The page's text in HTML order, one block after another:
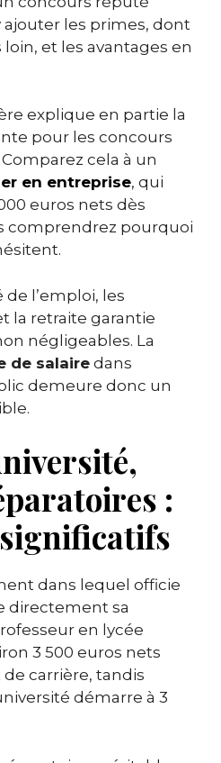
ajouter les primes, dont
et les avantages en
explique en partie la
pour les concours
cela à un
en entreprise, qui
euros nets dès
comprendrez pourquoi
l’emploi, les
la retraite garantie
négligeables. La
de salairedans
demeure donc un
:
dans lequel officie
directement sa
en lycée
3 500 euros nets
carrière, tandis
démarre à 3